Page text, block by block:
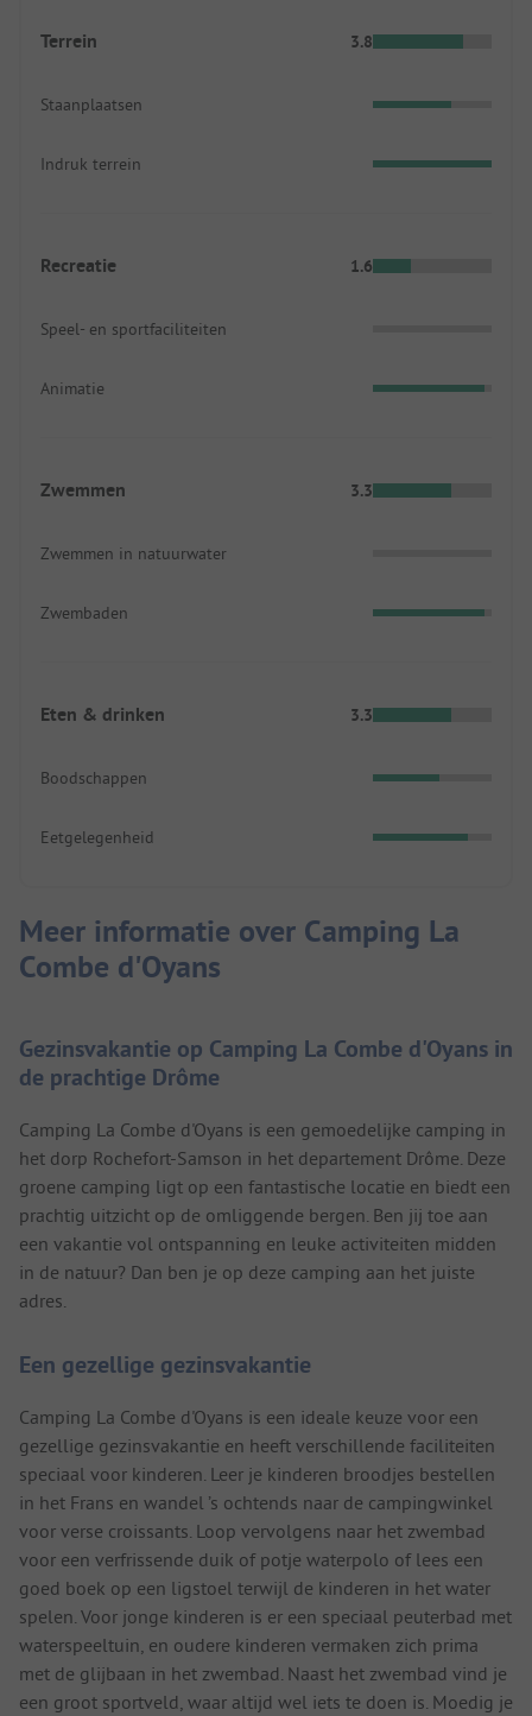
Terrein 3.8
Staanplaatsen
Indruk terrein
Recreatie 1.6
Speel- en sportfaciliteiten
Animatie
Zwemmen 3.3
Zwemmen in natuurwater
Zwembaden
Eten & drinken 3.3
Boodschappen
Eetgelegenheid
Meer informatie over Camping La
Combe d'Oyans
Gezinsvakantie op Camping La Combe d'Oyans in
de prachtige Drôme
Camping La Combe d'Oyans is een gemoedelijke camping in
het dorp Rochefort-Samson in het departement Drôme. Deze
groene camping ligt op een fantastische locatie en biedt een
prachtig uitzicht op de omliggende bergen. Ben jij toe aan
een vakantie vol ontspanning en leuke activiteiten midden
in de natuur? Dan ben je op deze camping aan het juiste
adres.
Een gezellige gezinsvakantie
Camping La Combe d'Oyans is een ideale keuze voor een
gezellige gezinsvakantie en heeft verschillende faciliteiten
speciaal voor kinderen. Leer je kinderen broodjes bestellen
in het Frans en wandel ’s ochtends naar de campingwinkel
voor verse croissants. Loop vervolgens naar het zwembad
voor een verfrissende duik of potje waterpolo of lees een
goed boek op een ligstoel terwijl de kinderen in het water
spelen. Voor jonge kinderen is er een speciaal peuterbad met
waterspeeltuin, en oudere kinderen vermaken zich prima
met de glijbaan in het zwembad. Naast het zwembad vind je
een groot sportveld, waar altijd wel iets te doen is. Moedig je